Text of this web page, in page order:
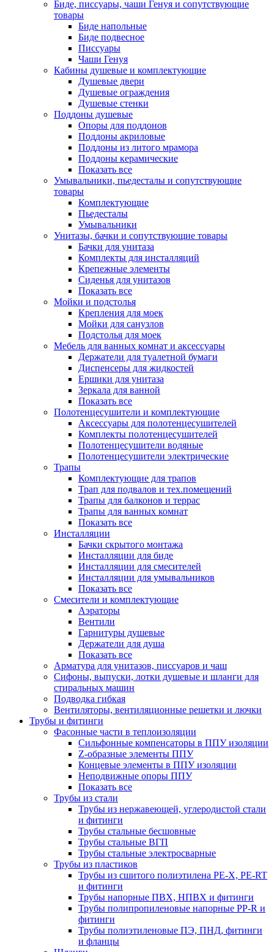
Биде, писсуары, чаши Генуя и сопутствующие
товары
Биде напольные
Биде подвесное
Писсуары
Чаши Генуя
Кабины душевые и комплектующие
Душевые двери
Душевые ограждения
Душевые стенки
Поддоны душевые
Опоры для поддонов
Поддоны акриловые
Поддоны из литого мрамора
Поддоны керамические
Показать все
Умывальники, пьедесталы и сопутствующие
товары
Комплектующие
Пьедесталы
Умывальники
Унитазы, бачки и сопутствующие товары
Бачки для унитаза
Комплекты для инсталляций
Крепежные элементы
Сиденья для унитазов
Показать все
Мойки и подстолья
Крепления для моек
Мойки для санузлов
Подстолья для моек
Мебель для ванных комнат и аксессуары
Держатели для туалетной бумаги
Диспенсеры для жидкостей
Ершики для унитаза
Зеркала для ванной
Показать все
Полотенцесушители и комплектующие
Аксессуары для полотенцесушителей
Комплекты полотенцесушителей
Полотенцесушители водяные
Полотенцесушители электрические
Трапы
Комплектующие для трапов
Трап для подвалов и тех.помещений
Трапы для балконов и террас
Трапы для ванных комнат
Показать все
Инсталляции
Бачки скрытого монтажа
Инсталляции для биде
Инсталляции для смесителей
Инсталляции для умывальников
Показать все
Смесители и комплектующие
Аэраторы
Вентили
Гарнитуры душевые
Держатели для душа
Показать все
Арматура для унитазов, писсуаров и чаш
Сифоны, выпуски, лотки душевые и шланги для
стиральных машин
Подводка гибкая
Вентиляторы, вентиляционные решетки и лючки
Трубы и фитинги
Фасонные части в теплоизоляции
Cильфонные компенсаторы в ППУ изоляции
Z-образные элементы ППУ
Концевые элементы в ППУ изоляции
Неподвижные опоры ППУ
Показать все
Трубы из стали
Трубы из нержавеющей, углеродистой стали
и фитинги
Трубы стальные бесшовные
Трубы стальные ВГП
Трубы стальные электросварные
Трубы из пластиков
Трубы из сшитого полиэтилена PE-X, PE-RT
и фитинги
Трубы напорные ПВХ, НПВХ и фитинги
Трубы полипропиленовые напорные PP-R и
фитинги
Трубы полиэтиленовые ПЭ, ПНД, фитинги
и фланцы